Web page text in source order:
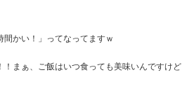
かい！」ってなってますｗ
！まぁ、ご飯はいつ食っても美味いんですけど